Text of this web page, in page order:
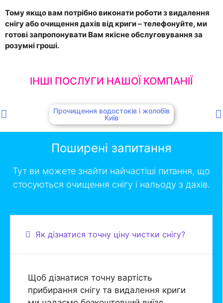
Тому якщо вам потрібно виконати роботи з видалення
снігу або очищення дахів від криги – телефонуйте, ми
готові запропонувати Вам якісне обслуговування за
розумні гроші.
ІНШІ ПОСЛУГИ НАШОЇ КОМПАНІЇ
Прочищення водостоків і жолобів
Київ
Поширені запитання
Тут ви можете знайти найчастіші питання, що
стосуються очищення снігу і нальоду з дахів.
Як дізнатися точну ціну чистки снігу?
Щоб дізнатися точну вартість
прибирання снігу та видалення криги